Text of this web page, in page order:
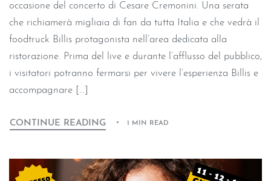
occasione del concerto di Cesare Cremonini. Una serata
che richiamerà migliaia di fan da tutta Italia e che vedrà il
foodtruck Billis protagonista nell’area dedicata alla
ristorazione. Prima del live e durante l’afflusso del pubblico,
i visitatori potranno fermarsi per vivere l’esperienza Billis e
accompagnare […]
CONTINUE READING 1 MIN READ